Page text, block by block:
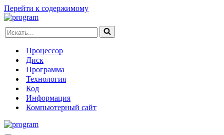
Перейти к содержимому
Искать...
Процессор
Диск
Программа
Технология
Код
Информация
Компьютерный сайт